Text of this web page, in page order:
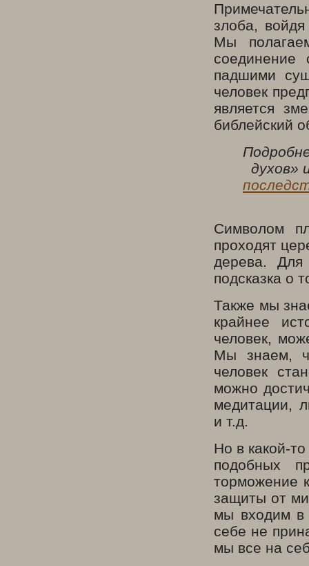
злоба,
Мы
падшими
человек
является
библейский
духов»
Символом
проходят
дерева. Для
подсказка о
Также мы
крайнее
человек,
Мы знаем,
человек
можно
медитации,
и т.д.
Но в какой-
подобных
торможение
защиты от
мы входим в
себе не
мы все на